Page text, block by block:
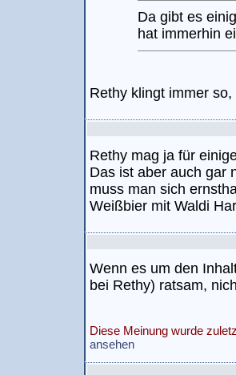
Da gibt es
hat immerhin
Rethy klingt immer
Rethy mag ja für
Das ist aber auch gar
muss man sich
Weißbier mit Waldi
Wenn es um den
bei Rethy) ratsam,
Diese Meinung wurde
ansehen